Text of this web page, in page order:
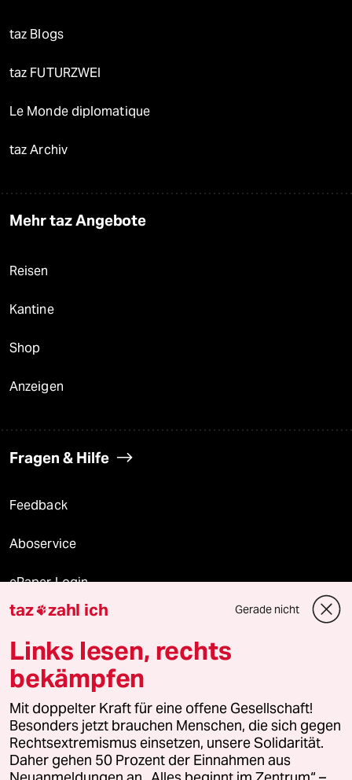
taz Blogs
taz FUTURZWEI
Le Monde diplomatique
taz Archiv
Mehr taz Angebote
Reisen
Kantine
Shop
Anzeigen
Fragen & Hilfe
Feedback
Aboservice
ePaper Login
Downloads für Abonnierende
© 2026 taz Verlags und Vertriebs GmbH
Alle Rechte vorbehalten. Bei rechtlichen Fragen oder für Genehmigungen
wenden Sie sich bitte an
lizenzen@taz.de
Feedback Redaktionsstatut Kommune-Richtlinien
taz zahl ich Gerade nicht
Links lesen, rechts
bekämpfen
Mit doppelter Kraft für eine offene Gesellschaft!
Besonders jetzt brauchen Menschen, die sich gegen
Rechtsextremismus einsetzen, unsere Solidarität.
Daher gehen 50 Prozent der Einnahmen aus